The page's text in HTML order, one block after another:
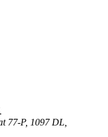
77-P, 1097 DL,